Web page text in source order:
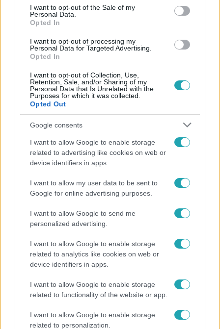
consent section.
I want to opt-out of the Sale of my
Personal Data.
Opted In
I want to opt-out of processing my
Personal Data for Targeted Advertising.
Opted In
I want to opt-out of Collection, Use,
Retention, Sale, and/or Sharing of my
Personal Data that Is Unrelated with the
Purposes for which it was collected.
Opted Out
Google consents
I want to allow Google to enable storage
related to advertising like cookies on web or
device identifiers in apps.
I want to allow my user data to be sent to
Google for online advertising purposes.
I want to allow Google to send me
personalized advertising.
I want to allow Google to enable storage
related to analytics like cookies on web or
device identifiers in apps.
I want to allow Google to enable storage
related to functionality of the website or app.
I want to allow Google to enable storage
related to personalization.
Népszerű
és Zorán első randija